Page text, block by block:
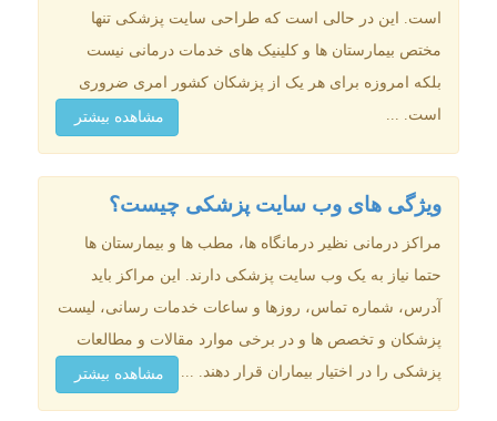
است. این در حالی است که طراحی سایت پزشکی تنها
مختص بیمارستان ها و کلینیک های خدمات درمانی نیست
بلکه امروزه برای هر یک از پزشکان کشور امری ضروری
است. ...
مشاهده بیشتر
ویژگی های وب سایت پزشکی چیست؟
مراکز درمانی نظیر درمانگاه ها، مطب ها و بیمارستان ها
حتما نیاز به یک وب سایت پزشکی دارند. این مراکز باید
آدرس، شماره تماس، روزها و ساعات خدمات رسانی، لیست
پزشکان و تخصص ها و در برخی موارد مقالات و مطالعات
پزشکی را در اختیار بیماران قرار دهند. ...
مشاهده بیشتر